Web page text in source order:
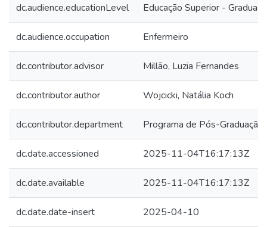
dc.audience.educationLevel Educação Superior -
dc.audience.occupation Enfermeiro
dc.contributor.advisor Millão, Luzia Fernandes
dc.contributor.author Wojcicki, Natália Koch
dc.contributor.department Programa de Pós-Graduação
dc.date.accessioned 2025-11-04T16:17:13Z
dc.date.available 2025-11-04T16:17:13Z
dc.date.date-insert 2025-04-10